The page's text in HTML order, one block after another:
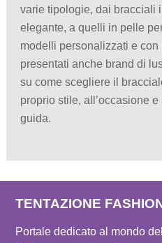
varie tipologie, dai bracciali
elegante, a quelli in pelle
modelli personalizzati e
presentati anche brand di
su come scegliere il
proprio stile, all’occasione
guida.
TENTAZIONE
Portale dedicato al mondo